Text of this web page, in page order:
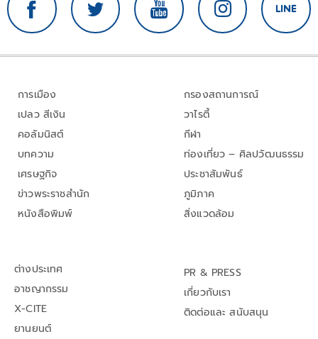
การเมือง
เปลว สีเงิน
คอลัมนิสต์
บทความ
เศรษฐกิจ
ข่าวพระราชสำนัก
หนังสือพิมพ์
กรองสถานการณ์
วาไรตี้
กีฬา
ท่องเที่ยว – ศิลปวัฒนธรรม
ประชาสัมพันธ์
ภูมิภาค
สิ่งแวดล้อม
ต่างประเทศ
อาชญากรรม
X-CITE
ยานยนต์
PR & PRESS
เกี่ยวกับเรา
ติดต่อและ สนับสนุน